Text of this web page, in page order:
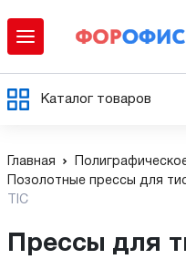
Каталог товаров
Главная
Позолотные прессы для
TIC
Прессы для